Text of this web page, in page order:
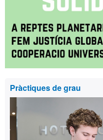
Pràctiques de grau